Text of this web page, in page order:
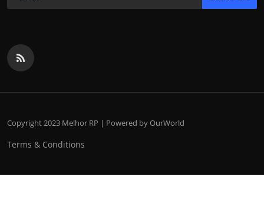
Copyright 2023 Melhor RP | Powered by OurWorld
Terms & Conditions